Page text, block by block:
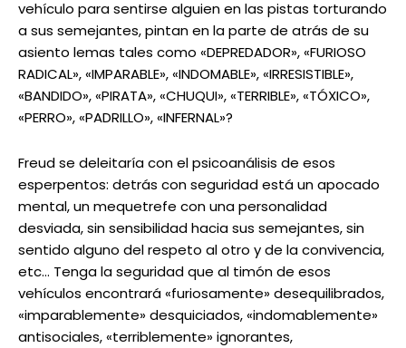
vehículo para sentirse alguien en las pistas torturando
a sus semejantes, pintan en la parte de atrás de su
asiento lemas tales como «DEPREDADOR», «FURIOSO
RADICAL», «IMPARABLE», «INDOMABLE», «IRRESISTIBLE»,
«BANDIDO», «PIRATA», «CHUQUI», «TERRIBLE», «TÓXICO»,
«PERRO», «PADRILLO», «INFERNAL»?
Freud se deleitaría con el psicoanálisis de esos
esperpentos: detrás con seguridad está un apocado
mental, un mequetrefe con una personalidad
desviada, sin sensibilidad hacia sus semejantes, sin
sentido alguno del respeto al otro y de la convivencia,
etc… Tenga la seguridad que al timón de esos
vehículos encontrará «furiosamente» desequilibrados,
«imparablemente» desquiciados, «indomablemente»
antisociales, «terriblemente» ignorantes,